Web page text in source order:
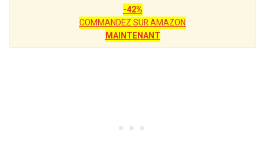
-42%
COMMANDEZ SUR AMAZON
MAINTENANT